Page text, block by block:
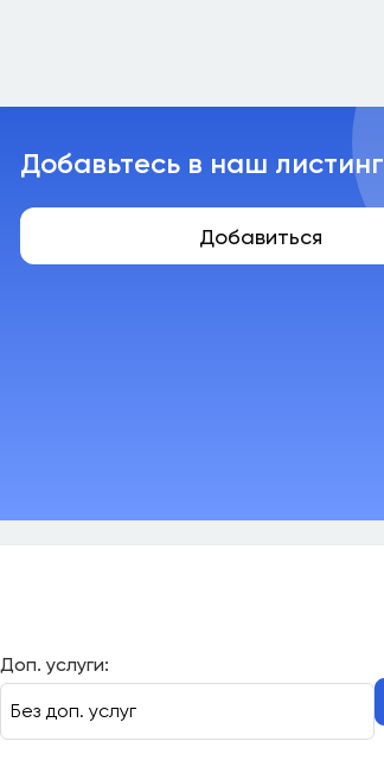
Добавьтесь в наш листинг
Добавиться
Доп. услуги: